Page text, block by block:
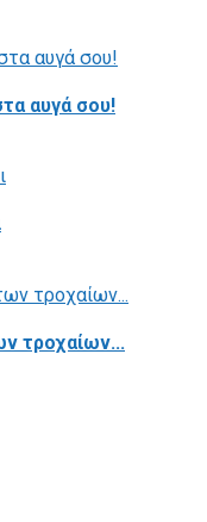
αυγά σου!
τροχαίων...